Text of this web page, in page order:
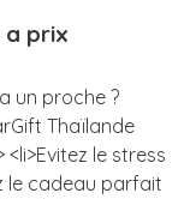
a prix
un proche ?
Thaïlande
le stress
le cadeau parfait